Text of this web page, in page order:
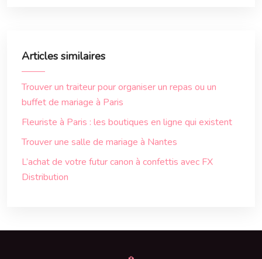
Articles similaires
Trouver un traiteur pour organiser un repas ou un
buffet de mariage à Paris
Fleuriste à Paris : les boutiques en ligne qui existent
Trouver une salle de mariage à Nantes
L’achat de votre futur canon à confettis avec FX
Distribution